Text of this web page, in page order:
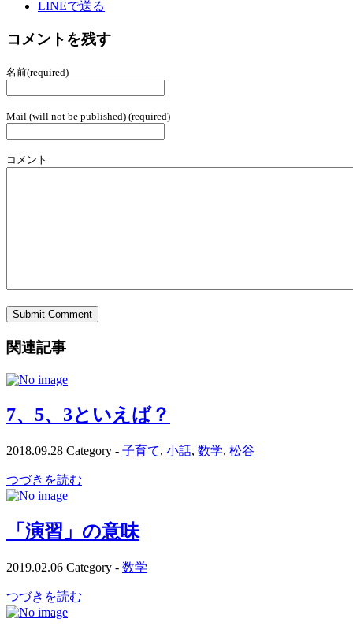
LINEで送る
コメントを残す
名前(required)
Mail (will not be published) (required)
コメント
関連記事
7、5、3といえば？
2018.09.28 Category - 子育て, 小話, 数学, 松谷
つづきを読む
「演習」の意味
2019.02.06 Category - 数学
つづきを読む